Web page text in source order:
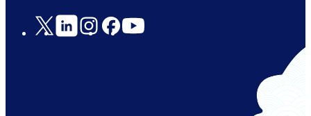
Social